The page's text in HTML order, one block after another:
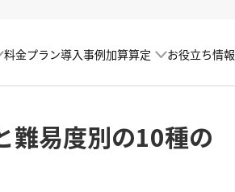
料金プラン導入事例加算算定 お役立ち情報
難易度別の10種の